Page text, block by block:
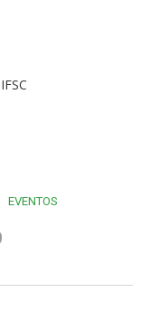
EVENTOS